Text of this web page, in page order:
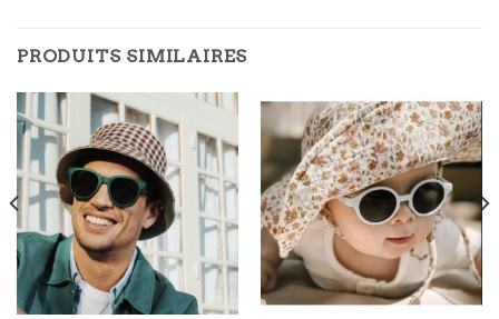
PRODUITS SIMILAIRES